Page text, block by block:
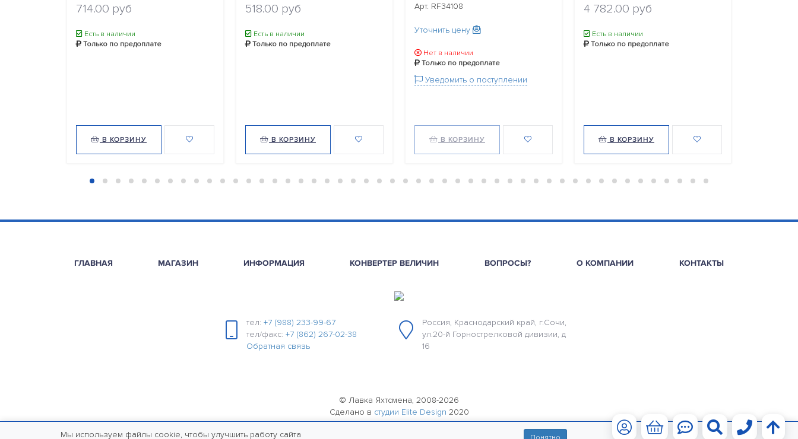
714.00 руб
Есть в наличии
Только по предоплате
В КОРЗИНУ
518.00 руб
Есть в наличии
Только по предоплате
В КОРЗИНУ
Арт. RF34108
Уточнить цену
Нет в наличии
Только по предоплате
Уведомить о поступлении
В КОРЗИНУ
4 782.00 руб
Есть в наличии
Только по предоплате
В КОРЗИНУ
ГЛАВНАЯ МАГАЗИН ИНФОРМАЦИЯ КОНВЕРТЕР ВЕЛИЧИН ВОПРОСЫ? О КОМПАНИИ КОНТАКТЫ
тел: +7 (988) 233-99-67
тел/факс: +7 (862) 267-02-38
Обратная связь
Россия, Краснодарский край, г.Сочи,
ул.20-й Горнострелковой дивизии, д
16
© Лавка Яхтсмена, 2008-2026
Сделано в студии Elite Design 2020
политика конфиденциальности
Мы используем файлы cookie, чтобы улучшить работу сайта